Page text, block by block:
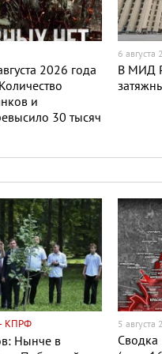
2026 года
и
30 тысяч
6
В МИД
КПРФ
Нынче в
5
Сводка